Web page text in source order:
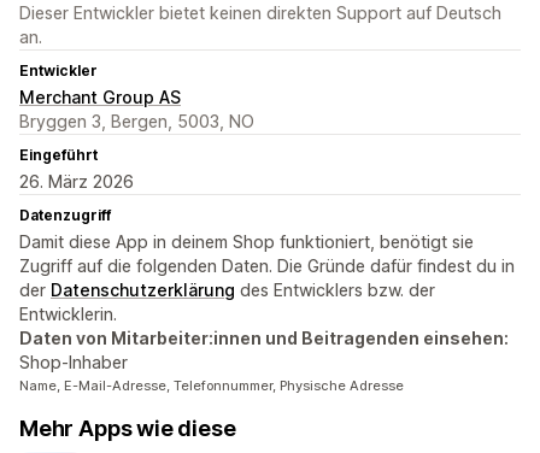
Dieser Entwickler bietet keinen direkten Support auf Deutsch
an.
Entwickler
Merchant Group AS
Bryggen 3, Bergen, 5003, NO
Eingeführt
26. März 2026
Datenzugriff
Damit diese App in deinem Shop funktioniert, benötigt sie
Zugriff auf die folgenden Daten. Die Gründe dafür findest du in
der Datenschutzerklärung des Entwicklers bzw. der
Entwicklerin.
Daten von Mitarbeiter:innen und Beitragenden einsehen:
Shop-Inhaber
Name, E-Mail-Adresse, Telefonnummer, Physische Adresse
Mehr Apps wie diese